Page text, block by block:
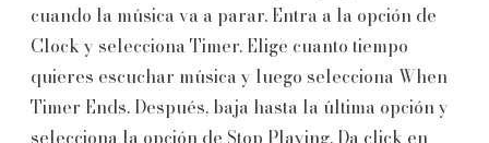
cuando la música va a parar. Entra a la opción de
Clock y selecciona Timer. Elige cuanto tiempo
quieres escuchar música y luego selecciona When
Timer Ends. Después, baja hasta la última opción y
selecciona la opción de Stop Playing. Da click en